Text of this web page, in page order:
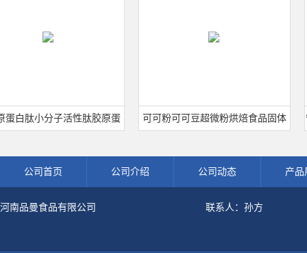
肽小分子活性肽胶原蛋 可可粉可可豆超微粉烘焙食品固体 宁
公司首页 公司介绍 公司动态 产品
河南品曼食品有限公司 联系人：孙方